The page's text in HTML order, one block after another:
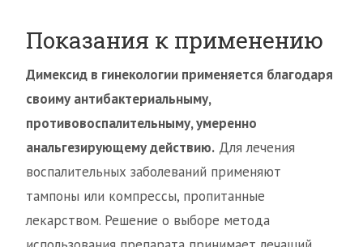
Показания к применению
Димексид в гинекологии применяется благодаря
своиму антибактериальныму,
противовоспалительныму, умеренно
анальгезирующему действию. Для лечения
воспалительных заболеваний применяют
тампоны или компрессы, пропитанные
лекарством. Решение о выборе метода